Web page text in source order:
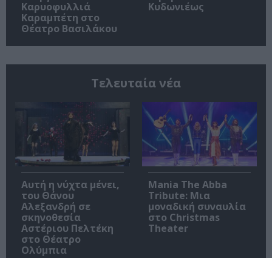
Καρυοφυλλιά
Καραμπέτη στο
Θέατρο Βασιλάκου
Κυδωνιέως
Τελευταία νέα
Αυτή η νύχτα μένει,
του Θάνου
Αλεξανδρή σε
σκηνοθεσία
Αστέριου Πελτέκη
στο Θέατρο
Ολύμπια
Mania The Abba
Tribute: Μια
μοναδική συναυλία
στο Christmas
Theater